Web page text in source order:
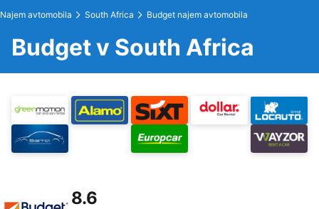
Najem avtomobila South Africa Budget najem avtomobila
Budget v South Africa
8.6